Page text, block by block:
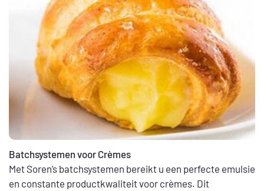
Batchsystemen voor Crèmes
Met Soren’s batchsystemen bereikt u een perfecte emulsie
en constante productkwaliteit voor crèmes. Dit